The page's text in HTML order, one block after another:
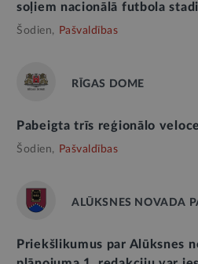
soļiem nacionālā futbola
Šodien, Pašvaldības
RĪGAS DOME
Pabeigta trīs reģionālo
Šodien, Pašvaldības
ALŪKSNES NOVADA
Priekšlikumus par Alūksnes